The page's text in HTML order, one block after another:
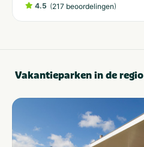
4.5 (217 beoordelingen)
Vakantieparken in de regio